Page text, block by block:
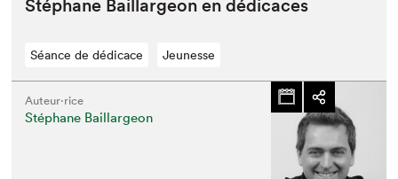
Stéphane Bail­largeon en dédicaces
Séance de dédicace Jeunesse
Auteur·rice
Stéphane Baillargeon